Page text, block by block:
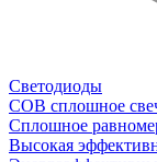
Светодиоды
COB сплошное
Сплошное
Высокая